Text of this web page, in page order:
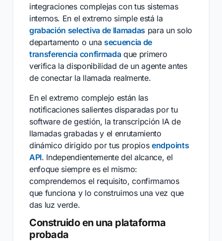
integraciones complejas con tus sistemas
internos. En el extremo simple está la
grabación selectiva de llamadas para un solo
departamento o una secuencia de
transferencia confirmadaque primero
verifica la disponibilidad de un agente antes
de conectar la llamada realmente.
En el extremo complejo están las
notificaciones salientes disparadas por tu
software de gestión, la transcripción IA de
llamadas grabadas y el enrutamiento
dinámico dirigido por tus propiosendpoints
API. Independientemente del alcance, el
enfoque siempre es el mismo:
comprendemos el requisito, confirmamos
que funciona y lo construimos una vez que
das luz verde.
Construido en una plataforma
probada